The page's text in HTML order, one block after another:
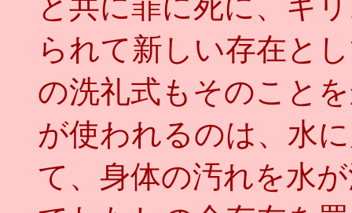
られて新しい存在と
の洗礼式もそのこと
が使われるのは、水
て、身体の汚れを水